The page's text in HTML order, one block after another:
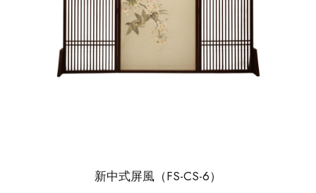
新中式屏風（FS-CS-6）